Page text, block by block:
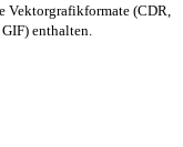
Vektorgrafikformate (CDR,
enthalten.